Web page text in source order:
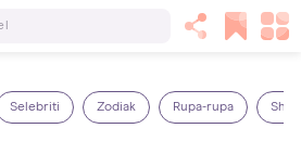
Selebriti Zodiak Rupa-rupa